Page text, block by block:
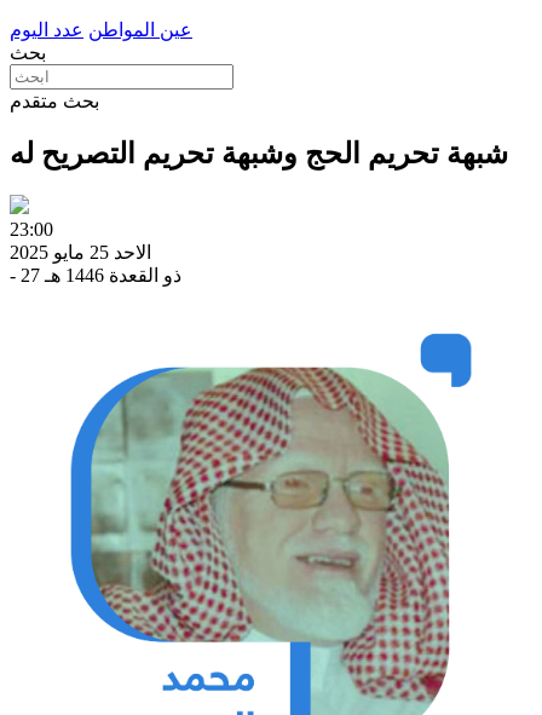
عين المواطن عدد اليوم
بحث
بحث متقدم
شبهة تحريم الحج وشبهة تحريم التصريح له
23:00
الاحد 25 مايو 2025
- 27 ذو القعدة 1446 هـ